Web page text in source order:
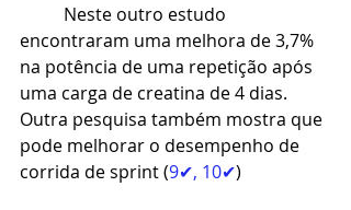
Neste outro estudo
encontraram uma melhora de 3,7%
na potência de uma repetição após
uma carga de creatina de 4 dias.
Outra pesquisa também mostra que
pode melhorar o desempenho de
corrida de sprint (9✔, 10✔)